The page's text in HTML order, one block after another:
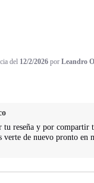
del 12/2/2026 por Leandro
tu reseña y por compartir
de nuevo pronto en